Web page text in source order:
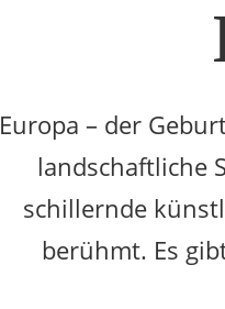
Europa – der
landschaftliche
schillernde
berühmt. Es